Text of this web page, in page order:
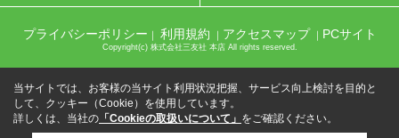
プライバシーポリシー 利用規約 アクセスマップ PCサイト
Copyright(c) 株式会社三友社 本店 All rights reserved.
当サイトでは、お客様の当サイト利用状況把握、サービス向上検討を目的と
して、クッキー（Cookie）を使用しています。
詳しくは、当社の 「Cookieの取扱いについて」 をご確認ください。